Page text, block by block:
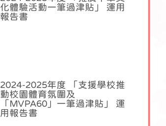
化體驗活動一筆過津貼」 運用
報告書
2024-2025年度 「支援學校推
動校園體育氛圍及
「MVPA60」一筆過津貼」 運
用報告書